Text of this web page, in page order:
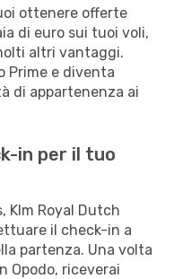
ottenere offerte
di euro sui tuoi voli,
altri vantaggi.
Prime e diventa
di appartenenza ai
in per il tuo
Klm Royal Dutch
il check-in a
partenza. Una volta
Opodo, riceverai